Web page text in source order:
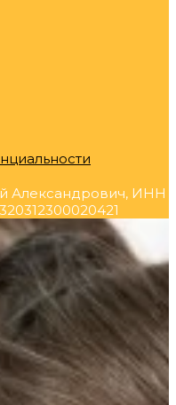
Александрович, ИНН